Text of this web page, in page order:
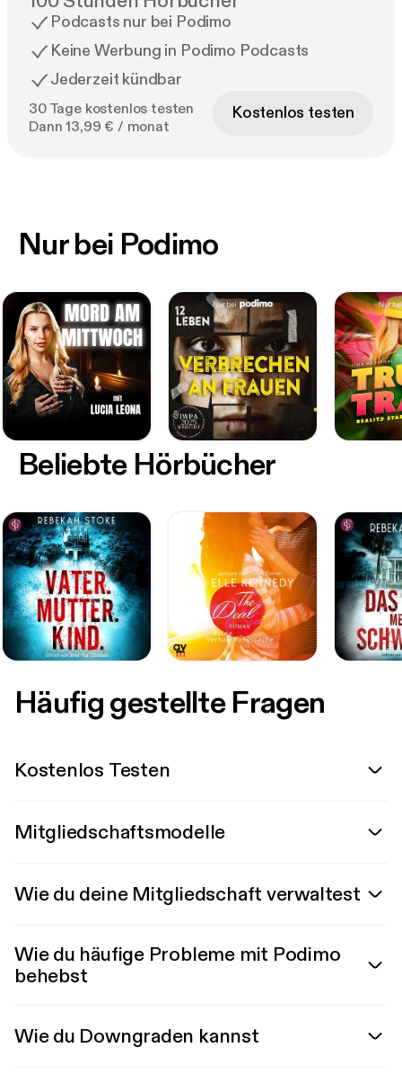
Podcasts nur bei Podimo
Keine Werbung in Podimo Podcasts
Jederzeit kündbar
30 Tage kostenlos testen
Dann 13,99 € / monat
Kostenlos testen
Nur bei Podimo
Beliebte Hörbücher
Häufig gestellte Fragen
Kostenlos Testen
Mitgliedschaftsmodelle
Wie du deine Mitgliedschaft verwaltest
Wie du häufige Probleme mit Podimo
behebst
Wie du Downgraden kannst